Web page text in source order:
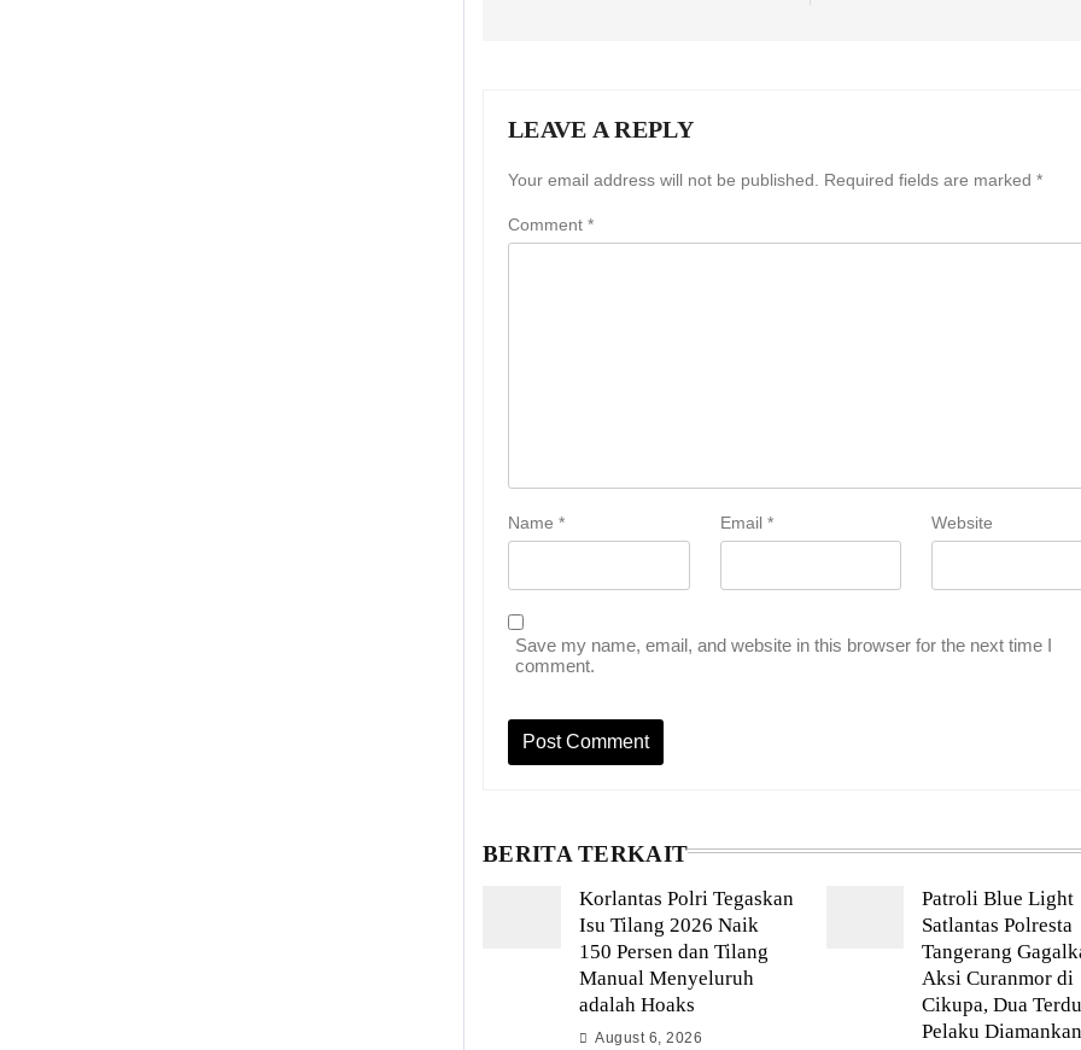
LEAVE A REPLY
Your email address will not be published. Required fields are marked *
Comment *
Name * Email * Website
Save my name, email, and website in this browser for the next time I
comment.
BERITA TERKAIT
Korlantas Polri Tegaskan
Isu Tilang 2026 Naik
150 Persen dan Tilang
Manual Menyeluruh
adalah Hoaks
August 6, 2026
Patroli Blue Light
Satlantas Polresta
Tangerang
Aksi Curanmor di
Cikupa, Dua
Pelaku Diamankan